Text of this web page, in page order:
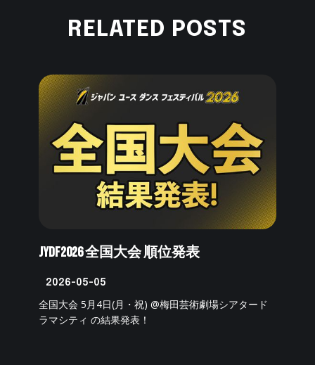
RELATED POSTS
JYDF2026 全国大会 順位発表
2026-05-05
全国大会 5月4日(月・祝) @梅田芸術劇場シアタード
ラマシティ の結果発表！